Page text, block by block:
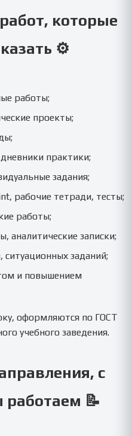
которые
⚙️
работы;
проекты;
практики;
задания;
рабочие тетради, тесты;
работы;
аналитические записки;
ситуационных заданий;
и повышением
оформляются по ГОСТ
учебного заведения.
с
📝